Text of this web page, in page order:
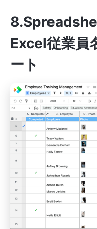
Excel従業員
ート